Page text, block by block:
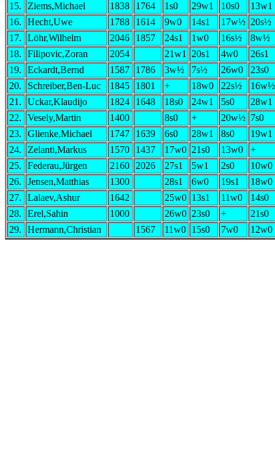
15.
Ziems,Michael 1838 1764 1s0 29w1 10s0
13w1
16.
Hecht,Uwe 1788 1614 9w0 14s1 17w½ 20s½
17.
Löhr,Wilhelm 2046 1857 24s1 1w0 16s½
8w½
18.
Filipovic,Zoran 2054 21w1 20s1 4w0
26s1
19.
Eckardt,Bernd 1587 1786 3w½ 7s½ 26w0
23s0
20.
Schreiber,Ben-Luc 1845 1801 + 18w0 22s½
16w½
21.
Uckar,Klaudijo 1824 1648 18s0 24w1 5s0
28w1
22.
Vesely,Martin 1400 8s0 + 20w½ 7s0
23.
Glienke,Michael 1747 1639 6s0 28w1 8s0
19w1
24.
Zelanti,Markus 1570 1437 17w0 21s0 13w0
+
25.
Federau,Jürgen 2160 2026 27s1 5w1 2s0
10w0
26.
Jensen,Matthias 1300 28s1 6w0 19s1
18w0
27.
Lalaev,Ashur 1642 25w0 13s1 11w0
14s0
28.
Erel,Sahin 1000 26w0 23s0 +
21s0
29.
Hermann,Christian 1567 11w0 15s0 7w0 12w0